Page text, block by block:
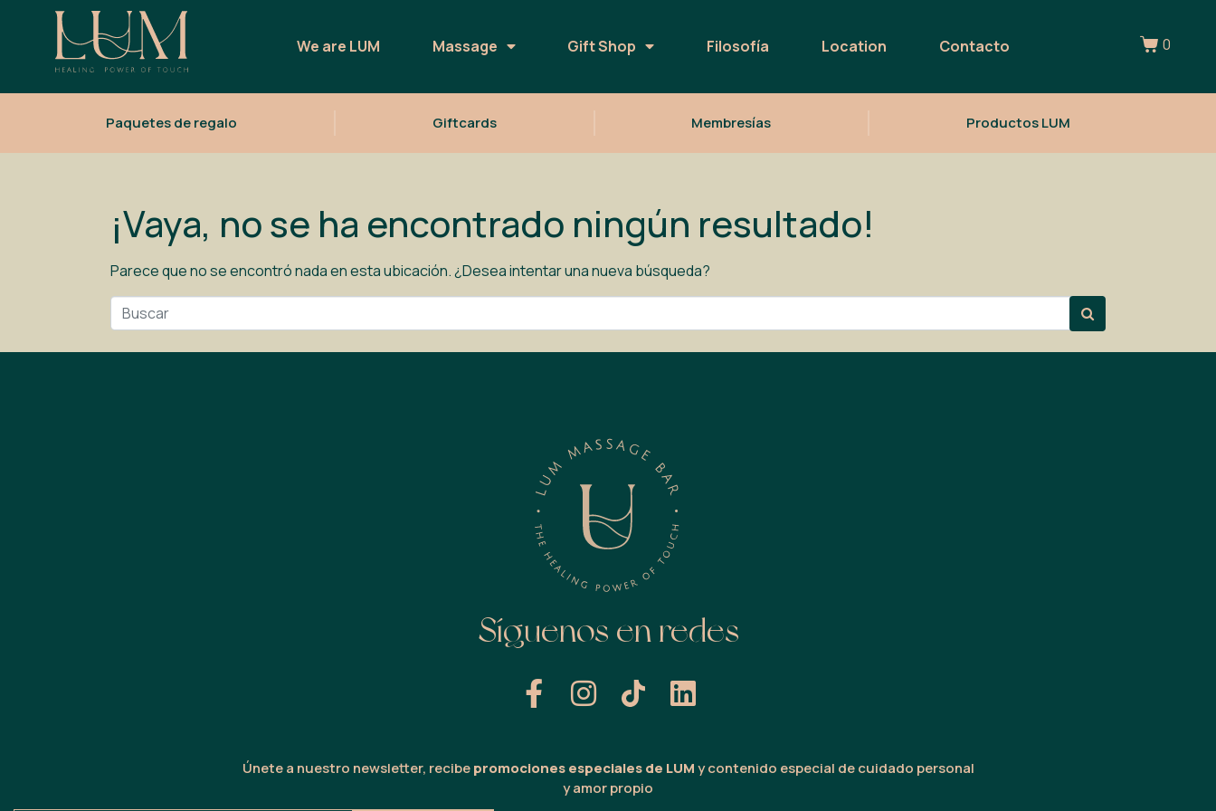
We are LUM Massage Gift Shop Filosofía Location Contacto 0
Paquetes de regalo Giftcards Membresías Productos LUM
¡Vaya, no se ha encontrado ningún resultado!
Parece que no se encontró nada en esta ubicación. ¿Desea intentar una nueva búsqueda?
Síguenos en redes
Únete a nuestro newsletter, recibepromociones especiales de LUMy contenido especial de cuidado personal
y amor propio